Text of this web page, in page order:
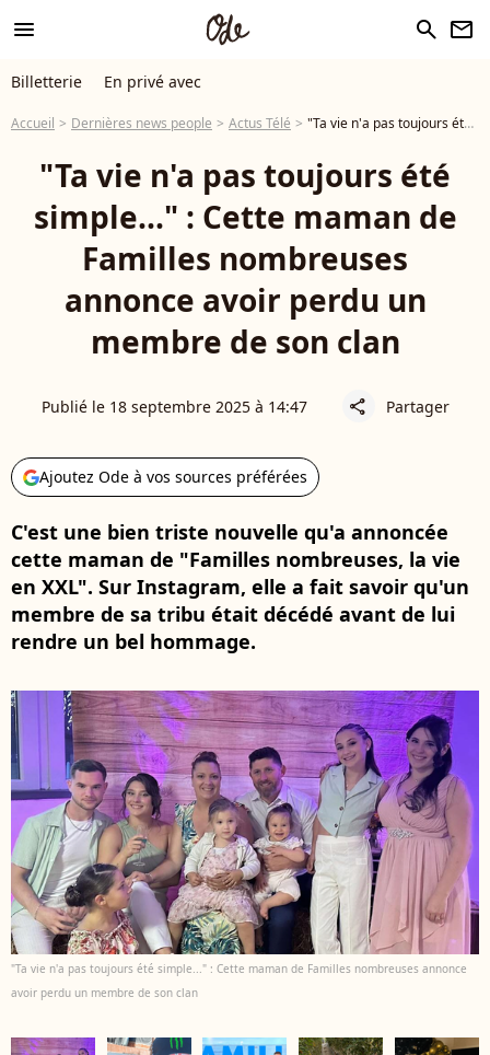
menu search newsletter
Billetterie En privé avec
Accueil Dernières news people Actus Télé "Ta vie n'a pas toujours été simple..." : Cette maman de Familles nombreuses annonce avoir perdu un membre de son clan
"Ta vie n'a pas toujours été
simple..." : Cette maman de
Familles nombreuses
annonce avoir perdu un
membre de son clan
Publié le 18 septembre 2025 à 14:47 share Partager
Ajoutez Ode à vos sources préférées
C'est une bien triste nouvelle qu'a annoncée
cette maman de "Familles nombreuses, la vie
en XXL". Sur Instagram, elle a fait savoir qu'un
membre de sa tribu était décédé avant de lui
rendre un bel hommage.
"Ta vie n'a pas toujours été simple..." : Cette maman de Familles nombreuses annonce
avoir perdu un membre de son clan